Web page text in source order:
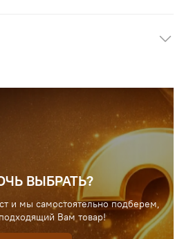
ВЫБРАТЬ?
и мы самостоятельно подберем,
Вам товар!